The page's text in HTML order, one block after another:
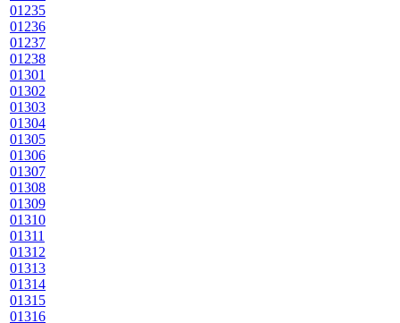
01235
01236
01237
01238
01301
01302
01303
01304
01305
01306
01307
01308
01309
01310
01311
01312
01313
01314
01315
01316